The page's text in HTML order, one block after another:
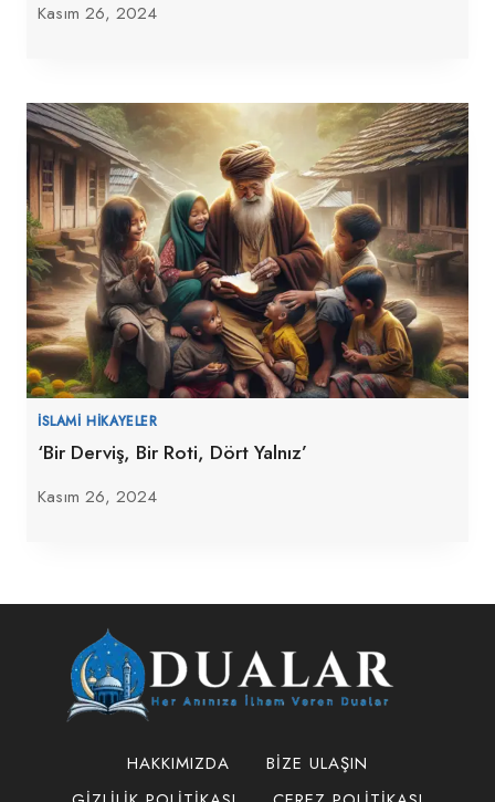
Kasım 26, 2024
İSLAMI HIKAYELER
‘Bir Derviş, Bir Roti, Dört Yalnız’
Kasım 26, 2024
HAKKIMIZDA
BIZE ULAŞIN